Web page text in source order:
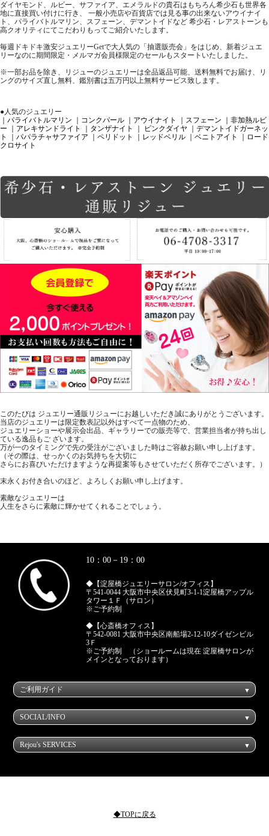
ダイヤモンド、ルビー、サファイア、エメラルドの貴石はもちろん希少石も世界各
地に直接買い付けに行き、 一般小売店や百貨店では見る事の出来ないアウイナイ
ト、パライバトルマリン、スフェーン、デマントイドなど 希少石・レアストーンも
高クオリティにてこだわりもってご紹介いたします。
毎週ドキドキ激安ジュエリーGetで大人気の「抽選販売会」をはじめ、新着ジュエ
リーなのに期間限定・メルマガ会員様限定のセールもスタートいたしました。
※一部お品を除き、リジューのジュエリーは全品返品可能、送料無料でお届け、リ
ングのサイズ直し無料、鑑別書は五万円以上無料サービス致します。
●人気のジュエリー
｜パライバトルマリン
｜コンクパール ｜アウイナイト ｜スフェーン
｜非加熱ルビ
ー
｜アレキサンドライト ｜タンザナイト ｜ ピンクダイヤ
｜デマントイドガーネッ
ト
｜パパラチャサファイア ｜ペリドット ｜レッドベリル ｜ベニトアイト
｜ロード
クロサイト
このたびは ジュエリー通販リジューにお越しいただき誠にありがとうございます。
当店のジュエリーは限定数表記以外はすべて一点物のため、
ジュエリーショーや展示会出品、ギャラリーでの販売等で、営業担当者が持ち出し
ている逸品もご ざいます。
万が一のタイミングで先の受注がございました時はご容赦お願い申し上げます。
（その際は、せっかくのお気持ちを大切に
さらにお喜びいただけますような再提案等もさせていただく所存でございます。）
末永くお付き合いのほど、よろしくお願い申し上げます。
素敵なジュエリーは
人生をさらに素敵に輝かせてくれることでしょう。
10：00－19：00
◆【淀屋橋ジュエリーサロン/オフィス】
〒541-0044 大阪市中央区伏見町3-1-1淀屋橋アップル
タワー１Ｆ（サロン）
※ご予約制
◆【心斎橋オフィス】
〒542-0081 大阪市中央区南船場2-12-10ダイゼンビル
3Ｆ
※ご予約制 （ショールームは現在 淀屋橋サロンが
メインとなっております）
ご利用ガイド
SOCIAL/INFO
Rejou's SERVICES
◆TOPに戻る